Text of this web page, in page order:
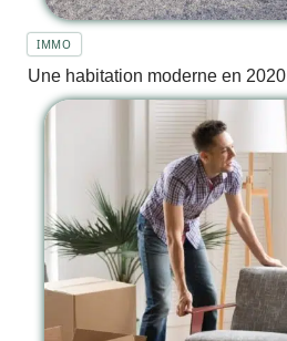
IMMO
Une habitation moderne en 2020